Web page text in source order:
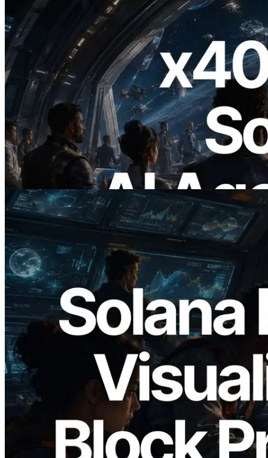
2026.07.04
ERPC Meluncurkan Solana RPC
Berbasis x402 — Era AI Agent
Membayar API yang Dibutuhkan Secara
On Demand
Baca artikel ini
2026.05.24
Validators Solutions Meluncurkan Solana
Block Analyzer — Memvisualisasikan
Waktu Produksi Blok per Slot dan
Validator yang Ditugaskan